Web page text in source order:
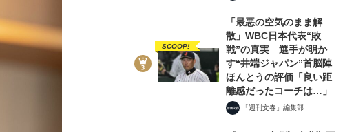
SCOOP!
「最悪の空気のまま解
散」WBC日本代表“敗
戦”の真実 選手が明か
す“井端ジャパン”首脳陣
ほんとうの評価「良い距
離感だったコーチは…」
「週刊文春」編集部